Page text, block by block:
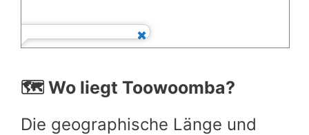
🗺️ Wo liegt Toowoomba?
Die geographische Länge und